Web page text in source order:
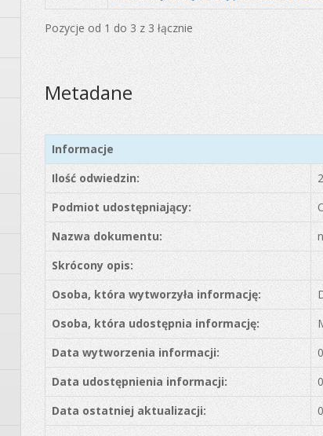
Pozycje od 1 do 3 z 3 łącznie
Metadane
Informacje
Ilość odwiedzin:
Podmiot udostępniający:
Nazwa dokumentu:
Skrócony opis:
Osoba, która wytworzyła informację:
Osoba, która udostępnia informację:
Data wytworzenia informacji:
Data udostępnienia informacji:
Data ostatniej aktualizacji: